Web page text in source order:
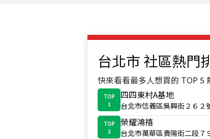
台北市 社區熱門
快來看看最多人想買的 TOP 5
TOP
1
四四東村A基地
台北市信義區吳興街２６２
TOP
2
榮耀鴻禧
台北市萬華區貴陽街二段７